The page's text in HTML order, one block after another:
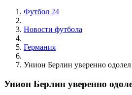
Футбол 24
Новости футбола
Германия
Унион Берлин уверенно
Унион Берлин уверенно